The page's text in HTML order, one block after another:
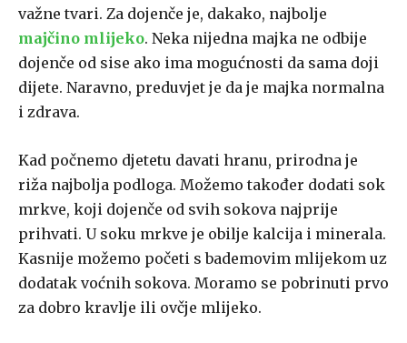
važne tvari. Za dojenče je, dakako, najbolje
majčino mlijeko. Neka nijedna majka ne odbije
dojenče od sise ako ima mogućnosti da sama doji
dijete. Naravno, preduvjet je da je majka normalna
i zdrava.
Kad počnemo djetetu davati hranu, prirodna je
riža najbolja podloga. Možemo također dodati sok
mrkve, koji dojenče od svih sokova najprije
prihvati. U soku mrkve je obilje kalcija i minerala.
Kasnije možemo početi s bademovim mlijekom uz
dodatak voćnih sokova. Moramo se pobrinuti prvo
za dobro kravlje ili ovčje mlijeko.